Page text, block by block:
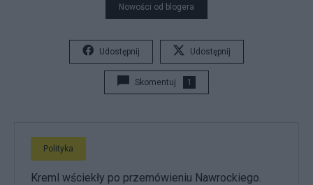
Nowości od blogera
Udostępnij Udostępnij
Skomentuj 1
Polityka
Kreml wściekły po przemówieniu Nawrockiego.